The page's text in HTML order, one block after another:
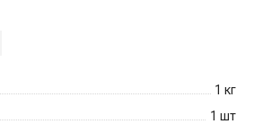
1 кг
1 шт